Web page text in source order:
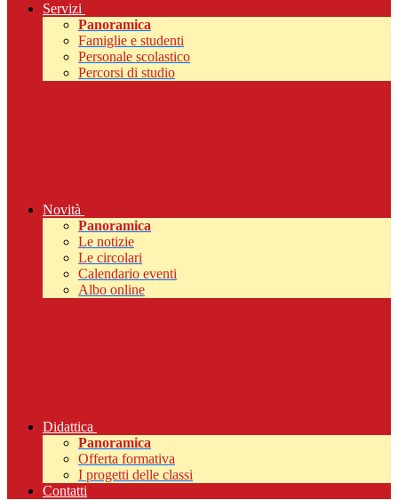
Servizi
Panoramica
Famiglie e studenti
Personale scolastico
Percorsi di studio
Novità
Panoramica
Le notizie
Le circolari
Calendario eventi
Albo online
Didattica
Panoramica
Offerta formativa
I progetti delle classi
Contatti